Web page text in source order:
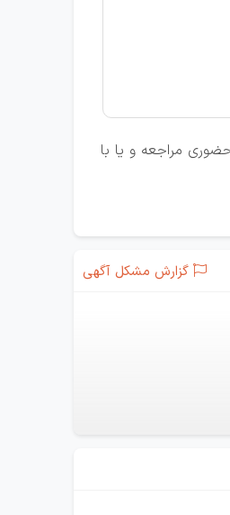
مراجعه و یا با
گزارش مشکل آگهی